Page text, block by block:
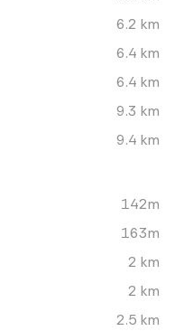
6.2 km
6.4 km
6.4 km
9.3 km
9.4 km
142m
163m
2 km
2 km
2.5 km